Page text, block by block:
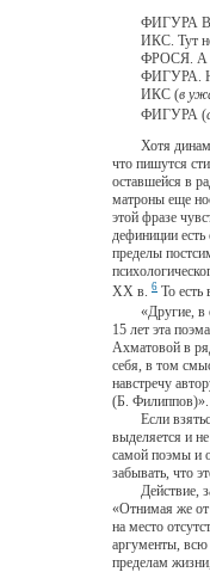
ФИГУРА В
ИКС. Тут не
ФРОСЯ. А ты
ФИГУРА.
ИКС (в
ФИГУРА (
Хотя
что пишутся
оставшейся в
матроны еще
этой фразе
дефиниции
пределы
ХХ в. 6 То есть
«Другие, в
15 лет эта
Ахматовой в
себя, в том
навстречу
(Б. Филиппов)».
Если взяться
выделяется и
самой поэмы и
забывать, что
Действие,
«Отнимая же от
на место
аргументы, всю
пределам